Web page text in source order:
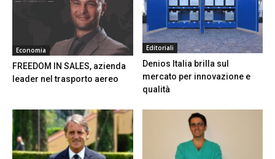
Economia
FREEDOM IN SALES, azienda
leader nel trasporto aereo
Editoriali
Denios Italia brilla sul
mercato per innovazione e
qualità